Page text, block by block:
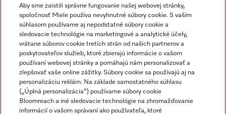
Newsletter
Miele na Instagrame
Miele na YouTube
Aby sme zaistili správne fungovanie našej webovej stránky,
spoločnosť Miele používa nevyhnutné súbory cookie. S vaším
súhlasom používame aj nepodstatné súbory cookie a
sledovacie technológie na marketingové a analytické účely,
vrátane súborov cookie tretích strán od našich partnerov a
poskytovateľov služieb, ktoré zbierajú informácie o vašom
používaní webovej stránky a pomáhajú nám personalizovať a
zlepšovať vaše online zážitky. Súbory cookie sa používajú aj na
personalizáciu reklám. Na základe samostatného súhlasu
(„Úplná personalizácia“) používame súbory cookie
Bloomreach a iné sledovacie technológie na zhromažďovanie
informácií o vašom správaní ako používateľa, ktoré